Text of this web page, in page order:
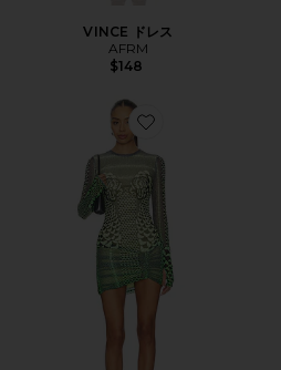
VINCE ドレス
AFRM
$148
Favorite MIRZA ドレス